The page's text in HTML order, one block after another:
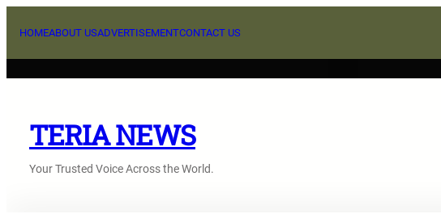
HOMEABOUT USADVERTISEMENTCONTACT US
TERIA NEWS
Your Trusted Voice Across the World.